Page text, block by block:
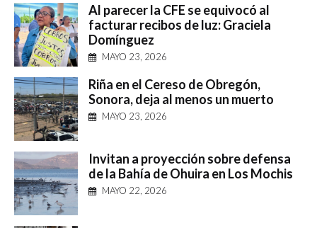
Al parecer la CFE se equivocó al
facturar recibos de luz: Graciela
Domínguez
MAYO 23, 2026
Riña en el Cereso de Obregón,
Sonora, deja al menos un muerto
MAYO 23, 2026
Invitan a proyección sobre defensa
de la Bahía de Ohuira en Los Mochis
MAYO 22, 2026